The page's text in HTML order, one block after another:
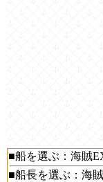
■船を選ぶ：海賊
■船長を選ぶ：海